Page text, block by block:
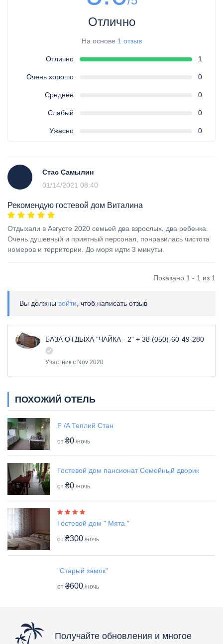
Отлично
На основе 1 отзыв
Отлично 1
Очень хорошо 0
Среднее 0
Слабый 0
Ужасно 0
Стас Самылин
01/14/2021 08:40
Рекомендую гостевой дом Виталина
Отдыхали в Августе 2020 семьей два взрослых, два ребенка.
Очень душевный и приятный персонал, понравилась чистота
номеров и территории. До моря идти 3 минуты.
Показано 1 - 1 из 1
Вы должны войти, чтоб написать отзыв
БАЗА ОТДЫХА "ЧАЙКА - 2" + 38 (050)-60-49-280
Участник с Nov 2020
ПОХОЖИЙ ОТЕЛЬ
F /A Теплий Стан
от ₴0 /ночь
Гостевой дом пансионат Семейный дворик
от ₴0 /ночь
Гостевой дом " Мята "
от ₴300 /ночь
"Старый замок"
от ₴600 /ночь
Получайте обновления и многое